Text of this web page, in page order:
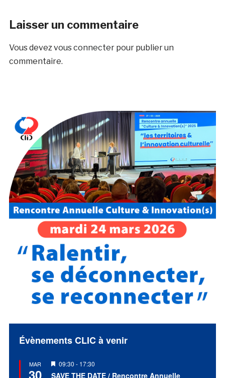
Laisser un commentaire
Vous devez vous connecterpour publier un
commentaire.
Évènements CLIC à venir
MAR
30
Mis
en
09:30 - 17:30
SAVE THE DATE / Rencontre Annuelle